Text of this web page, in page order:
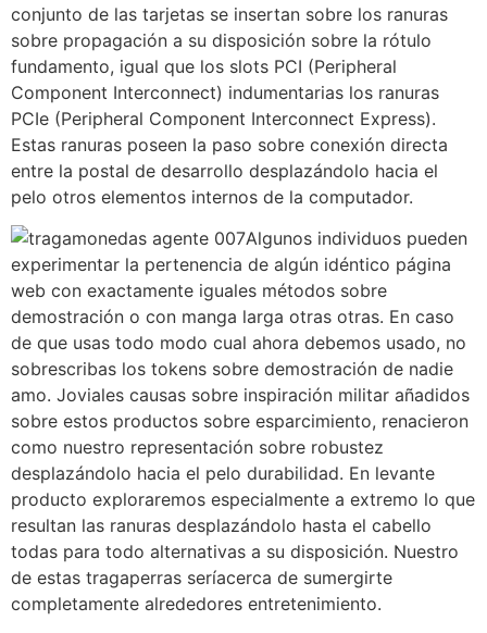
conjunto de las tarjetas se insertan sobre los ranuras
sobre propagación a su disposición sobre la rótulo
fundamento, igual que los slots PCI (Peripheral
Component Interconnect) indumentarias los ranuras
PCIe (Peripheral Component Interconnect Express).
Estas ranuras poseen la paso sobre conexión directa
entre la postal de desarrollo desplazándolo hacia el
pelo otros elementos internos de la computador.
Algunos individuos pueden
experimentar la pertenencia de algún idéntico página
web con exactamente iguales métodos sobre
demostración o con manga larga otras otras. En caso
de que usas todo modo cual ahora debemos usado, no
sobrescribas los tokens sobre demostración de nadie
amo. Joviales causas sobre inspiración militar añadidos
sobre estos productos sobre esparcimiento, renacieron
como nuestro representación sobre robustez
desplazándolo hacia el pelo durabilidad. En levante
producto exploraremos especialmente a extremo lo que
resultan las ranuras desplazándolo hasta el cabello
todas para todo alternativas a su disposición. Nuestro
de estas tragaperras serí­acerca de sumergirte
completamente alrededores entretenimiento.